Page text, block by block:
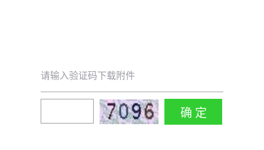
请输入验证码下载附件